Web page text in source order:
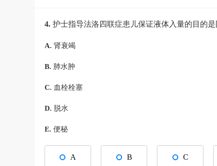
4. 护士指导法洛四联症患儿保证液体入量的目
A. 肾衰竭
B. 肺水肿
C. 血栓栓塞
D. 脱水
E. 便秘
A B C